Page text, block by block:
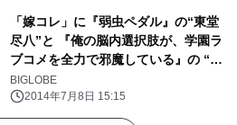
「嫁コレ」に『弱虫ペダル』の“東堂
尽八”と 『俺の脳内選択肢が、学園ラ
ブコメを全力で邪魔している』の “遊
王子謳歌”を追加
BIGLOBE
2014年7月8日 15:15